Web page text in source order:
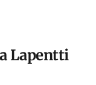
Lapentti